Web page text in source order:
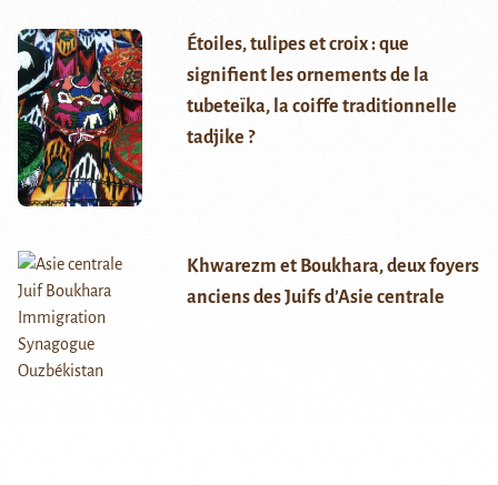
Étoiles, tulipes et croix : que
signifient les ornements de la
tubeteïka, la coiffe traditionnelle
tadjike ?
Khwarezm et Boukhara, deux foyers
anciens des Juifs d’Asie centrale